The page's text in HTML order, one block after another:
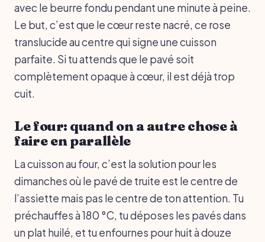
avec le beurre fondu pendant une minute à peine.
Le but, c’est que le cœur reste nacré, ce rose
translucide au centre qui signe une cuisson
parfaite. Si tu attends que le pavé soit
complètement opaque à cœur, il est déjà trop
cuit.
Le four: quand on a autre chose à
faire en parallèle
La cuisson au four, c’est la solution pour les
dimanches où le pavé de truite est le centre de
l’assiette mais pas le centre de ton attention. Tu
préchauffes à 180 °C, tu déposes les pavés dans
un plat huilé, et tu enfournes pour huit à douze